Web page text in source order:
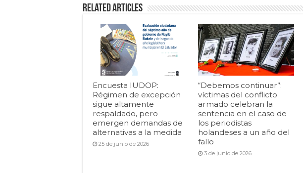
Related Articles
Encuesta IUDOP:
Régimen de excepción
sigue altamente
respaldado, pero
emergen demandas de
alternativas a la medida
25 de junio de 2026
“Debemos continuar”:
víctimas del conflicto
armado celebran la
sentencia en el caso de
los periodistas
holandeses a un año del
fallo
3 de junio de 2026